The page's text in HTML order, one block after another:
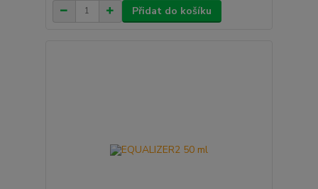
Přidat do košíku